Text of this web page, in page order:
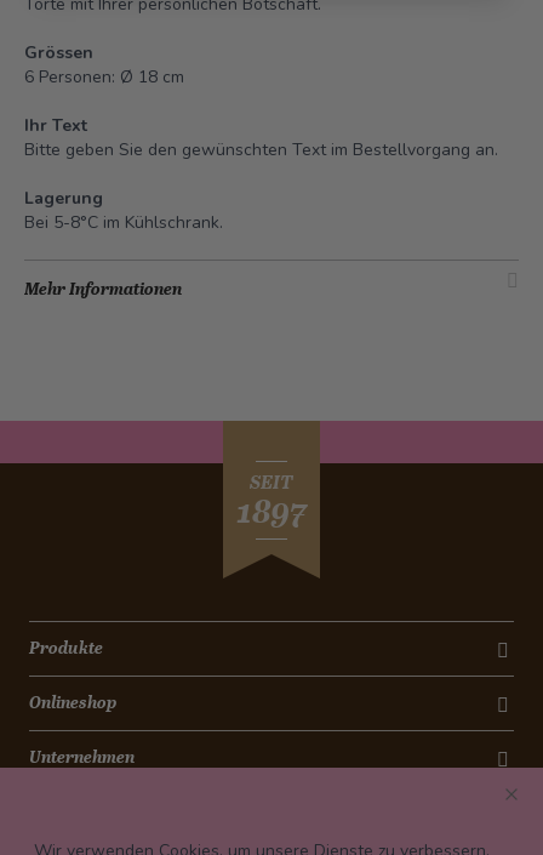
Grössen
6 Personen: Ø 18 cm
Ihr Text
Bitte geben Sie den gewünschten Text im Bestellvorgang an.
Lagerung
Bei 5-8°C im Kühlschrank.
Mehr Informationen
SEIT
1897
Produkte
Onlineshop
Unternehmen